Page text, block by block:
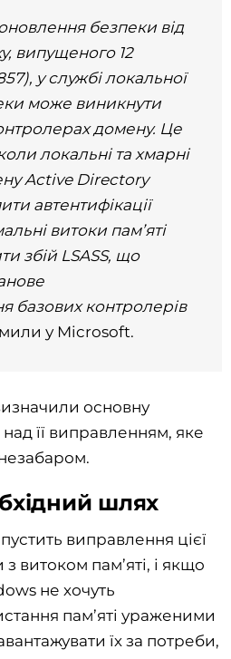
оновлення безпеки від
випущеного 12
у службі локальної
може виникнути
домену. Це
локальні та хмарні
Active Directory
автентифікації
витоки пам’яті
збій LSASS, що
базових контролерів
у Microsoft.
основну
її виправленням, яке
шлях
виправлення цієї
витоком пам’яті, і якщо
не хочуть
пам’яті ураженими
їх за потреби,